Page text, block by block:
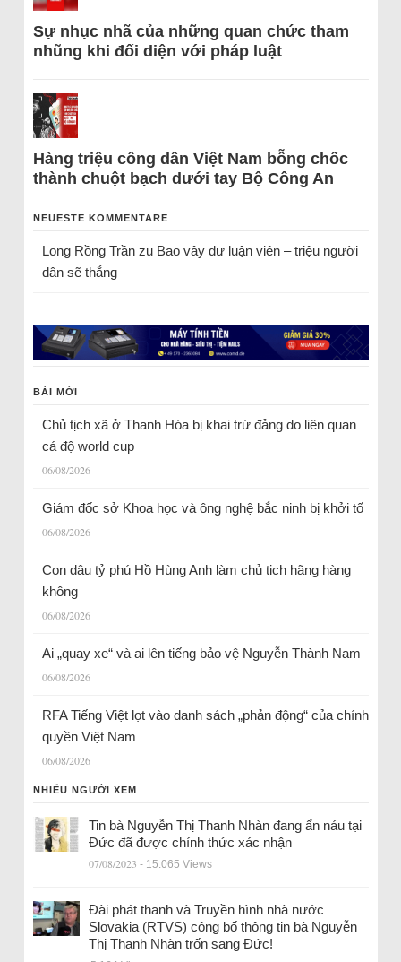
Sự nhục nhã của những quan chức tham
nhũng khi đối diện với pháp luật
Hàng triệu công dân Việt Nam bỗng chốc
thành chuột bạch dưới tay Bộ Công An
NEUESTE KOMMENTARE
Long Rồng Trầnzu Bao vây dư luận viên – triệu người
dân sẽ thắng
BÀI MỚI
Chủ tịch xã ở Thanh Hóa bị khai trừ đảng do liên quan
cá độ world cup
06/08/2026
Giám đốc sở Khoa học và ông nghệ bắc ninh bị khởi tố
06/08/2026
Con dâu tỷ phú Hồ Hùng Anh làm chủ tịch hãng hàng
không
06/08/2026
Ai „quay xe“ và ai lên tiếng bảo vệ Nguyễn Thành Nam
06/08/2026
RFA Tiếng Việt lọt vào danh sách „phản động“ của chính
quyền Việt Nam
06/08/2026
NHIỀU NGƯỜI XEM
Tin bà Nguyễn Thị Thanh Nhàn đang ẩn náu tại
Đức đã được chính thức xác nhận
07/08/2023 - 15.065 Views
Đài phát thanh và Truyền hình nhà nước
Slovakia (RTVS) công bố thông tin bà Nguyễn
Thị Thanh Nhàn trốn sang Đức!